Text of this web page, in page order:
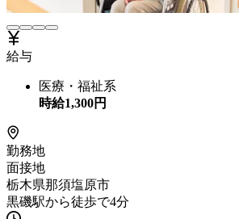
給与
医療・福祉系
時給1,300円
勤務地
面接地
栃木県那須塩原市
黒磯駅から徒歩で4分